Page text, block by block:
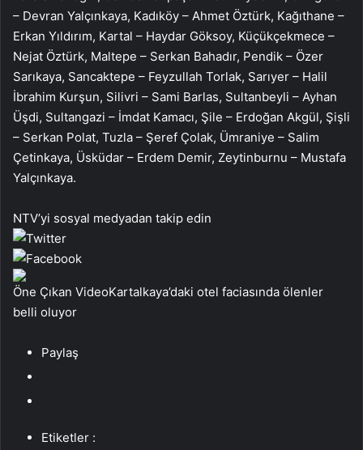
– Devran Yalçınkaya, Kadıköy – Ahmet Öztürk, Kağıthane –
Erkan Yıldırım, Kartal – Haydar Göksoy, Küçükçekmece –
Nejat Öztürk, Maltepe – Serkan Bahadır, Pendik – Özer
Sarıkaya, Sancaktepe – Feyzullah Torlak, Sarıyer – Halil
İbrahim Kurşun, Silivri – Sami Barlas, Sultanbeyli – Ayhan
Üşdi, Sultangazi – İmdat Kamacı, Şile – Erdoğan Akgül, Şişli
– Serkan Polat, Tuzla – Şeref Çolak, Ümraniye – Salim
Çetinkaya, Üsküdar – Erdem Demir, Zeytinburnu – Mustafa
Yalçınkaya.
NTV’yi sosyal medyadan takip edin
Öne Çıkan VideoKartalkaya’daki otel faciasında ölenler
belli oluyor
Paylaş
Etiketler :